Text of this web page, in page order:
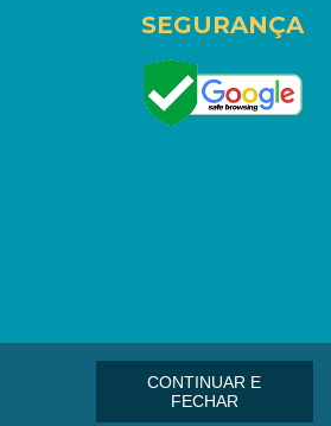
SEGURANÇA
CONTINUAR E
FECHAR